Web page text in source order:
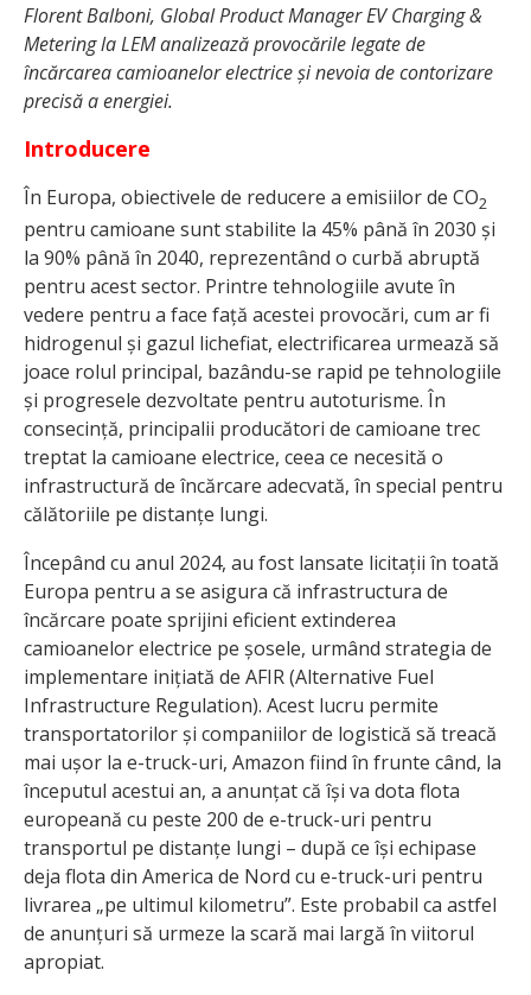
Florent Balboni, Global Product Manager EV Charging &
Metering la LEM analizează provocările legate de
încărcarea camioanelor electrice și nevoia de contorizare
precisă a energiei.
Introducere
În Europa, obiectivele de reducere a emisiilor de CO2
pentru camioane sunt stabilite la 45% până în 2030 și
la 90% până în 2040, reprezentând o curbă abruptă
pentru acest sector. Printre tehnologiile avute în
vedere pentru a face față acestei provocări, cum ar fi
hidrogenul și gazul lichefiat, electrificarea urmează să
joace rolul principal, bazându-se rapid pe tehnologiile
și progresele dezvoltate pentru autoturisme. În
consecință, principalii producători de camioane trec
treptat la camioane electrice, ceea ce necesită o
infrastructură de încărcare adecvată, în special pentru
călătoriile pe distanțe lungi.
Începând cu anul 2024, au fost lansate licitații în toată
Europa pentru a se asigura că infrastructura de
încărcare poate sprijini eficient extinderea
camioanelor electrice pe șosele, urmând strategia de
implementare inițiată de AFIR (Alternative Fuel
Infrastructure Regulation). Acest lucru permite
transportatorilor și companiilor de logistică să treacă
mai ușor la e-truck-uri, Amazon fiind în frunte când, la
începutul acestui an, a anunțat că își va dota flota
europeană cu peste 200 de e-truck-uri pentru
transportul pe distanțe lungi – după ce își echipase
deja flota din America de Nord cu e-truck-uri pentru
livrarea „pe ultimul kilometru”. Este probabil ca astfel
de anunțuri să urmeze la scară mai largă în viitorul
apropiat.